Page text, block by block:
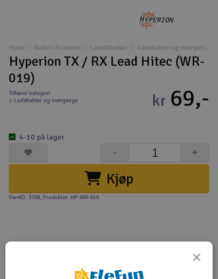
Droner til FPV
Fly
Helikopter
Modelbygg og byggesæt
Modeljernbane
Motor & tilbehør
Hjem Batteri & ladere Ladetilbehør Ladekabler og overgange
Hyperion TX / RX Lead Hitec (WR-
019)
Tilhører kategori
Ladekabler og overgange
kr 69,-
Kjøp
+
-
4-10 på lager
VareID: 3768, Produktnr: HP-WR-019
×